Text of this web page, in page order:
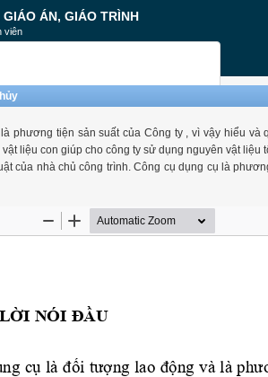
ÁN, GIÁO TRÌNH
viên
phương tiện sản suất của Công ty , vì vậy hiểu và
liệu con giúp cho công ty sử dụng nguyên vật liệu
của nhà chủ công trình. Công cụ dụng cụ là